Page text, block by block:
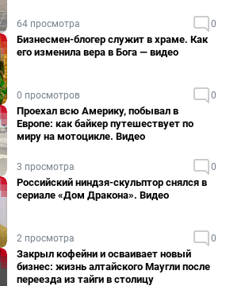
64 просмотра 0
Бизнесмен-блогер служит в храме. Как
его изменила вера в Бога — видео
0 просмотров 0
Проехал всю Америку, побывал в
Европе: как байкер путешествует по
миру на мотоцикле. Видео
3 просмотра 0
Российский ниндзя-скульптор снялся в
сериале «Дом Дракона». Видео
2 просмотра 0
Закрыл кофейни и осваивает новый
бизнес: жизнь алтайского Маугли после
переезда из тайги в столицу